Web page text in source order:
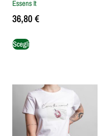
Essens It
36,80€
Scegli